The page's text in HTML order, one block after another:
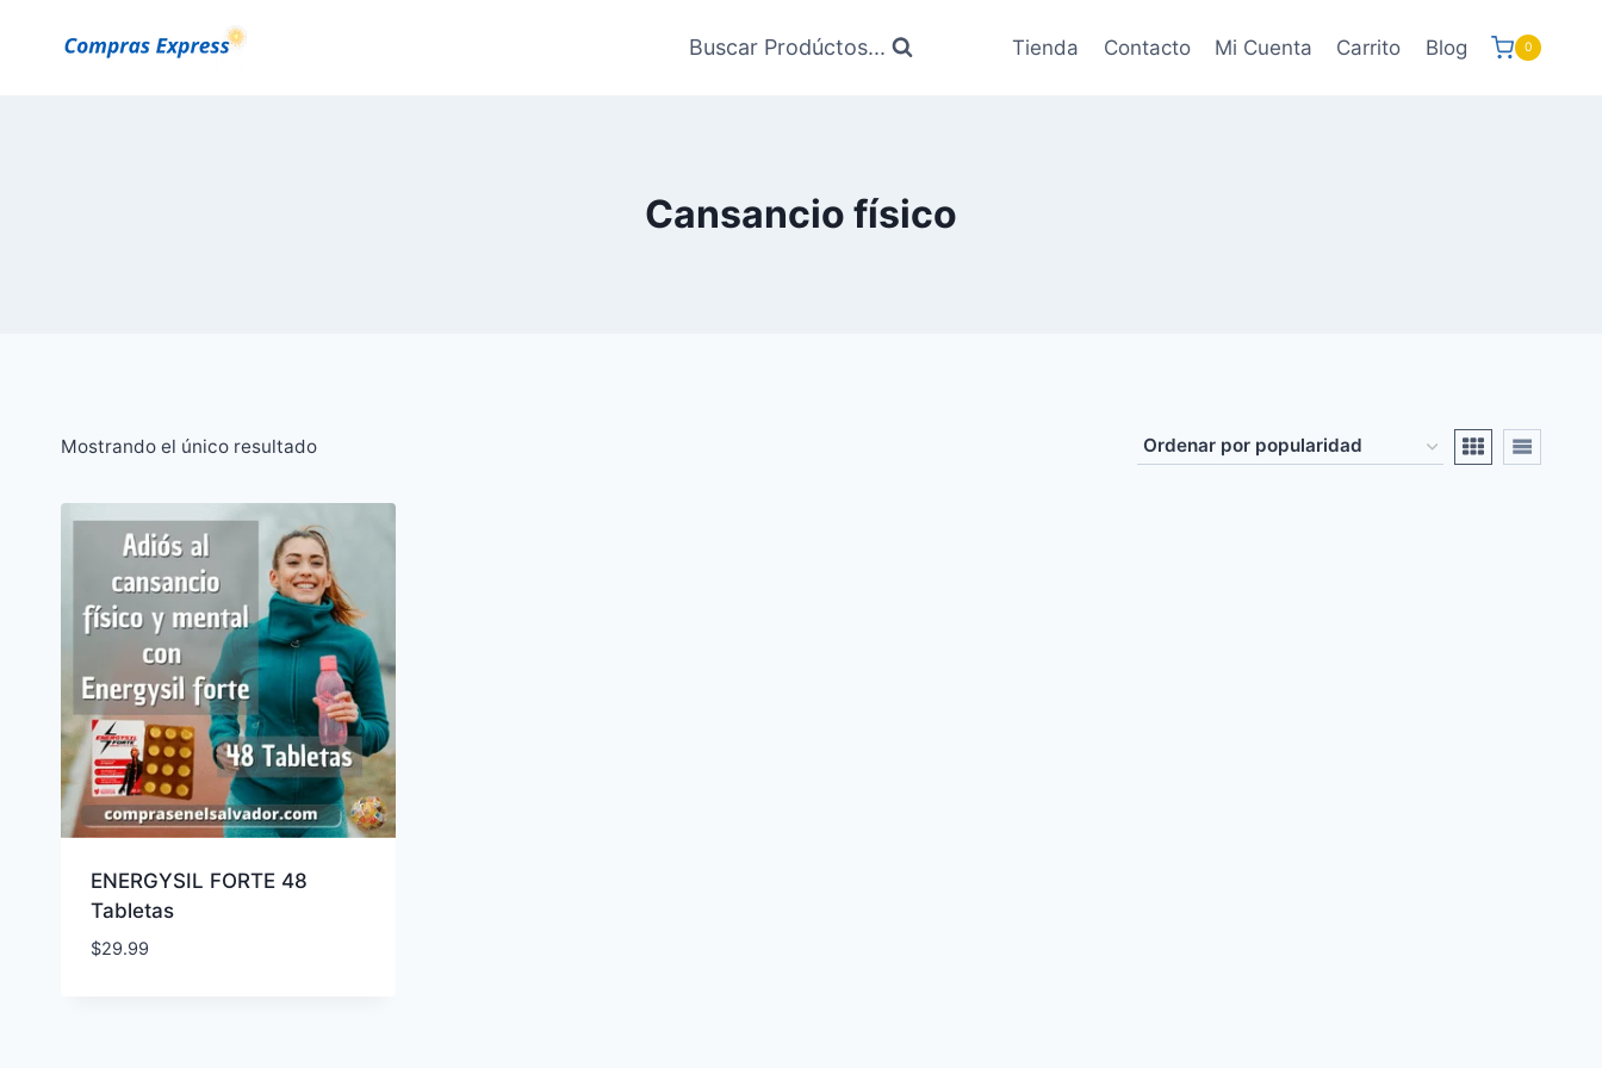
Buscar Prodúctos... Tienda Contacto Mi Cuenta Carrito Blog 0
Cansancio físico
Mostrando el único resultado
ENERGYSIL FORTE 48
Tabletas
$29.99